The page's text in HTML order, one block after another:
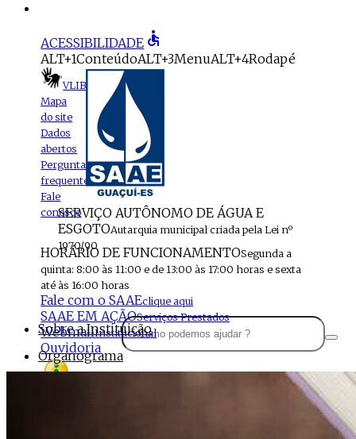
ACESSIBILIDADE accessible
ALT+1ConteúdoALT+3MenuALT+4Rodapé
VLIBRAS
Mapa
do site
Dados
abertos
Perguntas
frequentes
Fale
conosco
SERVIÇO AUTÔNOMO DE ÁGUA E
ESGOTOAutarquia municipal criada pela Lei nº
1970/90
HORÁRIO DE FUNCIONAMENTOSegunda a
quinta: 8:00 às 11:00 e de 13:00 às 17:00 horas e sexta
até às 16:00 horas
Fale com o SAAEclique aqui
SAAE EM AÇÃOServiços Prestados
WebmailInstitucional
Ouvidoria
Sobre a Instituição
Organograma